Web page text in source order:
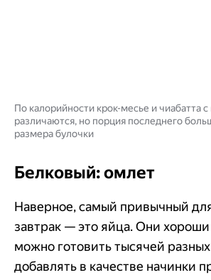
По калорийности крок-месье и чиабатта
различаются, но порция последнего
размера булочки
Белковый: омлет
Наверное, самый привычный
завтрак — это яйца. Они
можно готовить тысячей
добавлять в качестве начинки